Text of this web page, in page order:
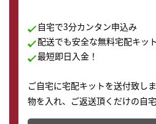
自宅で3分カンタン申込み
配送でも安全な無料宅配キッ
最短即日入金！
ご自宅に宅配キットを送付致し
物を入れ、ご返送頂くだけの自
テムです。